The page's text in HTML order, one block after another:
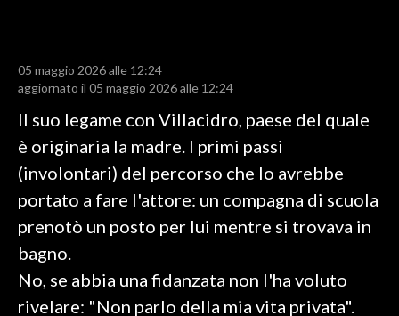
CALCIO REGIONALE
BASKET
VOLLEY
MOTORI
TENNIS
ALTRI SPORT
CULTURA
SPETTACOLI
05 maggio 2026 alle 12:24
aggiornato il 05 maggio 2026 alle 12:24
Il suo legame con Villacidro, paese del quale
è originaria la madre. I primi passi
(involontari) del percorso che lo avrebbe
portato a fare l'attore: un compagna di scuola
prenotò un posto per lui mentre si trovava in
bagno.
No, se abbia una fidanzata non l'ha voluto
rivelare: "Non parlo della mia vita privata".